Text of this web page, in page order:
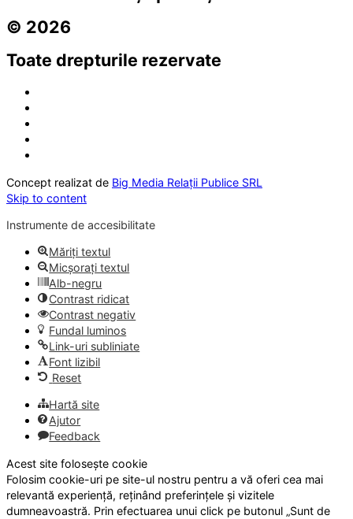
© 2026
Toate drepturile rezervate
Concept realizat de Big Media Relații Publice SRL
Skip to content
Instrumente de accesibilitate
Măriți textul
Micșorați textul
Alb-negru
Contrast ridicat
Contrast negativ
Fundal luminos
Link-uri subliniate
Font lizibil
Reset
Hartă site
Ajutor
Feedback
Acest site folosește cookie
Folosim cookie-uri pe site-ul nostru pentru a vă oferi cea mai
relevantă experiență, reținând preferințele și vizitele
dumneavoastră. Prin efectuarea unui click pe butonul „Sunt de